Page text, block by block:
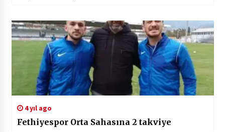
4 yıl ago
Fethiyespor Orta Sahasına 2 takviye